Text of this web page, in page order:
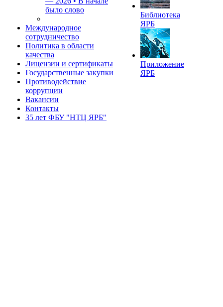
было слово
Международное
сотрудничество
Политика в области
качества
Лицензии и сертификаты
Государственные закупки
Противодействие
коррупции
Вакансии
Контакты
35 лет ФБУ "НТЦ ЯРБ"
Библиотека
ЯРБ
Приложение
ЯРБ